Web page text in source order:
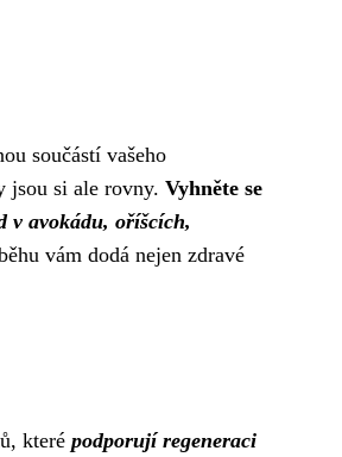
součástí vašeho
jsou si ale rovny. Vyhněte se
v avokádu, oříšcích,
vám dodá nejen zdravé
které podporují regeneraci